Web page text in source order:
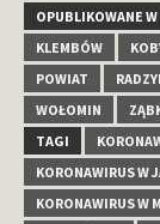
OPUBLIKOWANE
KLEMBÓW
POWIAT
WOŁOMIN
TAGI
KORONAWIRUS W
KORONAWIRUS W